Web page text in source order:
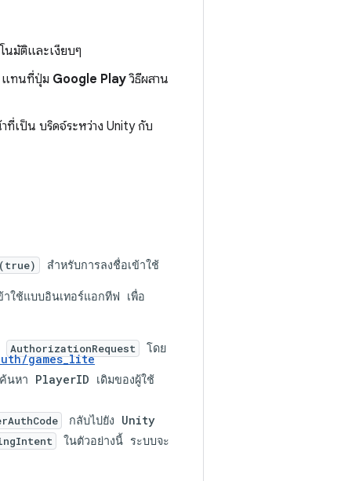
นมัติและเงียบๆ
แทนที่ปุ่ม Google Playวิธีผสาน
เป็น บริดจ์ระหว่าง Unity กับ
สำหรับการลงชื่อเข้าใช้
าใช้แบบอินเทอร์แอกทีฟ เพื่อ
AuthorizationRequest โดย
games_lite
ค้นหา PlayerID เดิมของผู้ใช้
กลับไปยัง Unity
ในตัวอย่างนี้ ระบบจะ